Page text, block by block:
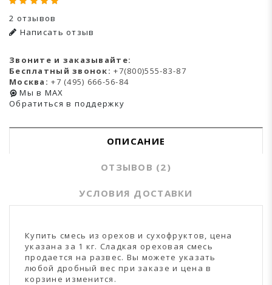
2 отзывов
Написать отзыв
Звоните и заказывайте:
Бесплатный звонок: +7(800)555-83-87
Москва: +7 (495) 666-56-84
Мы в MAX
Обратиться в поддержку
ОПИСАНИЕ
ОТЗЫВОВ (2)
УСЛОВИЯ ДОСТАВКИ
Купить смесь из орехов и сухофруктов, цена
указана за 1 кг. Сладкая ореховая смесь
продается на развес. Вы можете указать
любой дробный вес при заказе и цена в
корзине изменится.